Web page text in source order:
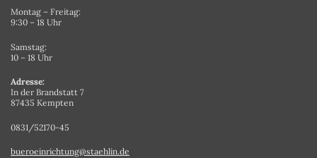
Montag – Freitag:
9:30 – 18 Uhr
Samstag:
10 – 18 Uhr
Adresse:
In der Brandstatt 7
87435 Kempten
0831/52170-45
bueroeinrichtung@staehlin.de